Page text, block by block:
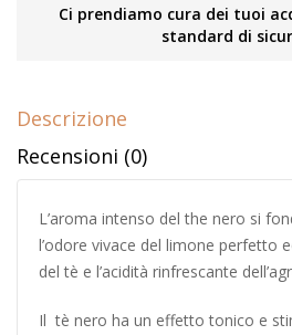
Ci prendiamo cura dei tuoi
standard di
Descrizione
Recensioni (0)
L’aroma intenso del the nero si
l’odore vivace del limone perfetto
del tè e l’acidità rinfrescante
Il tè nero ha un effetto tonico e